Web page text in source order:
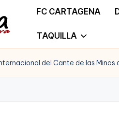
FC CARTAGENA
TAQUILLA
del Cante de las